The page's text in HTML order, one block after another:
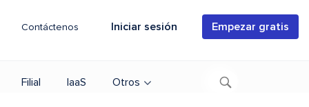
Contáctenos Iniciar sesión Empezar gratis
Filial IaaS Otros